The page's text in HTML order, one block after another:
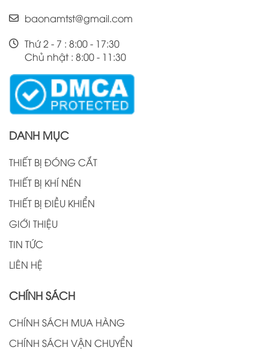
baonamtst@gmail.com
Thứ 2 - 7 : 8:00 - 17:30
Chủ nhật : 8:00 - 11:30
DANH MỤC
THIẾT BỊ ĐÓNG CẮT
THIẾT BỊ KHÍ NÉN
THIẾT BỊ ĐIỀU KHIỂN
GIỚI THIỆU
TIN TỨC
LIÊN HỆ
CHÍNH SÁCH
CHÍNH SÁCH MUA HÀNG
CHÍNH SÁCH VẬN CHUYỂN